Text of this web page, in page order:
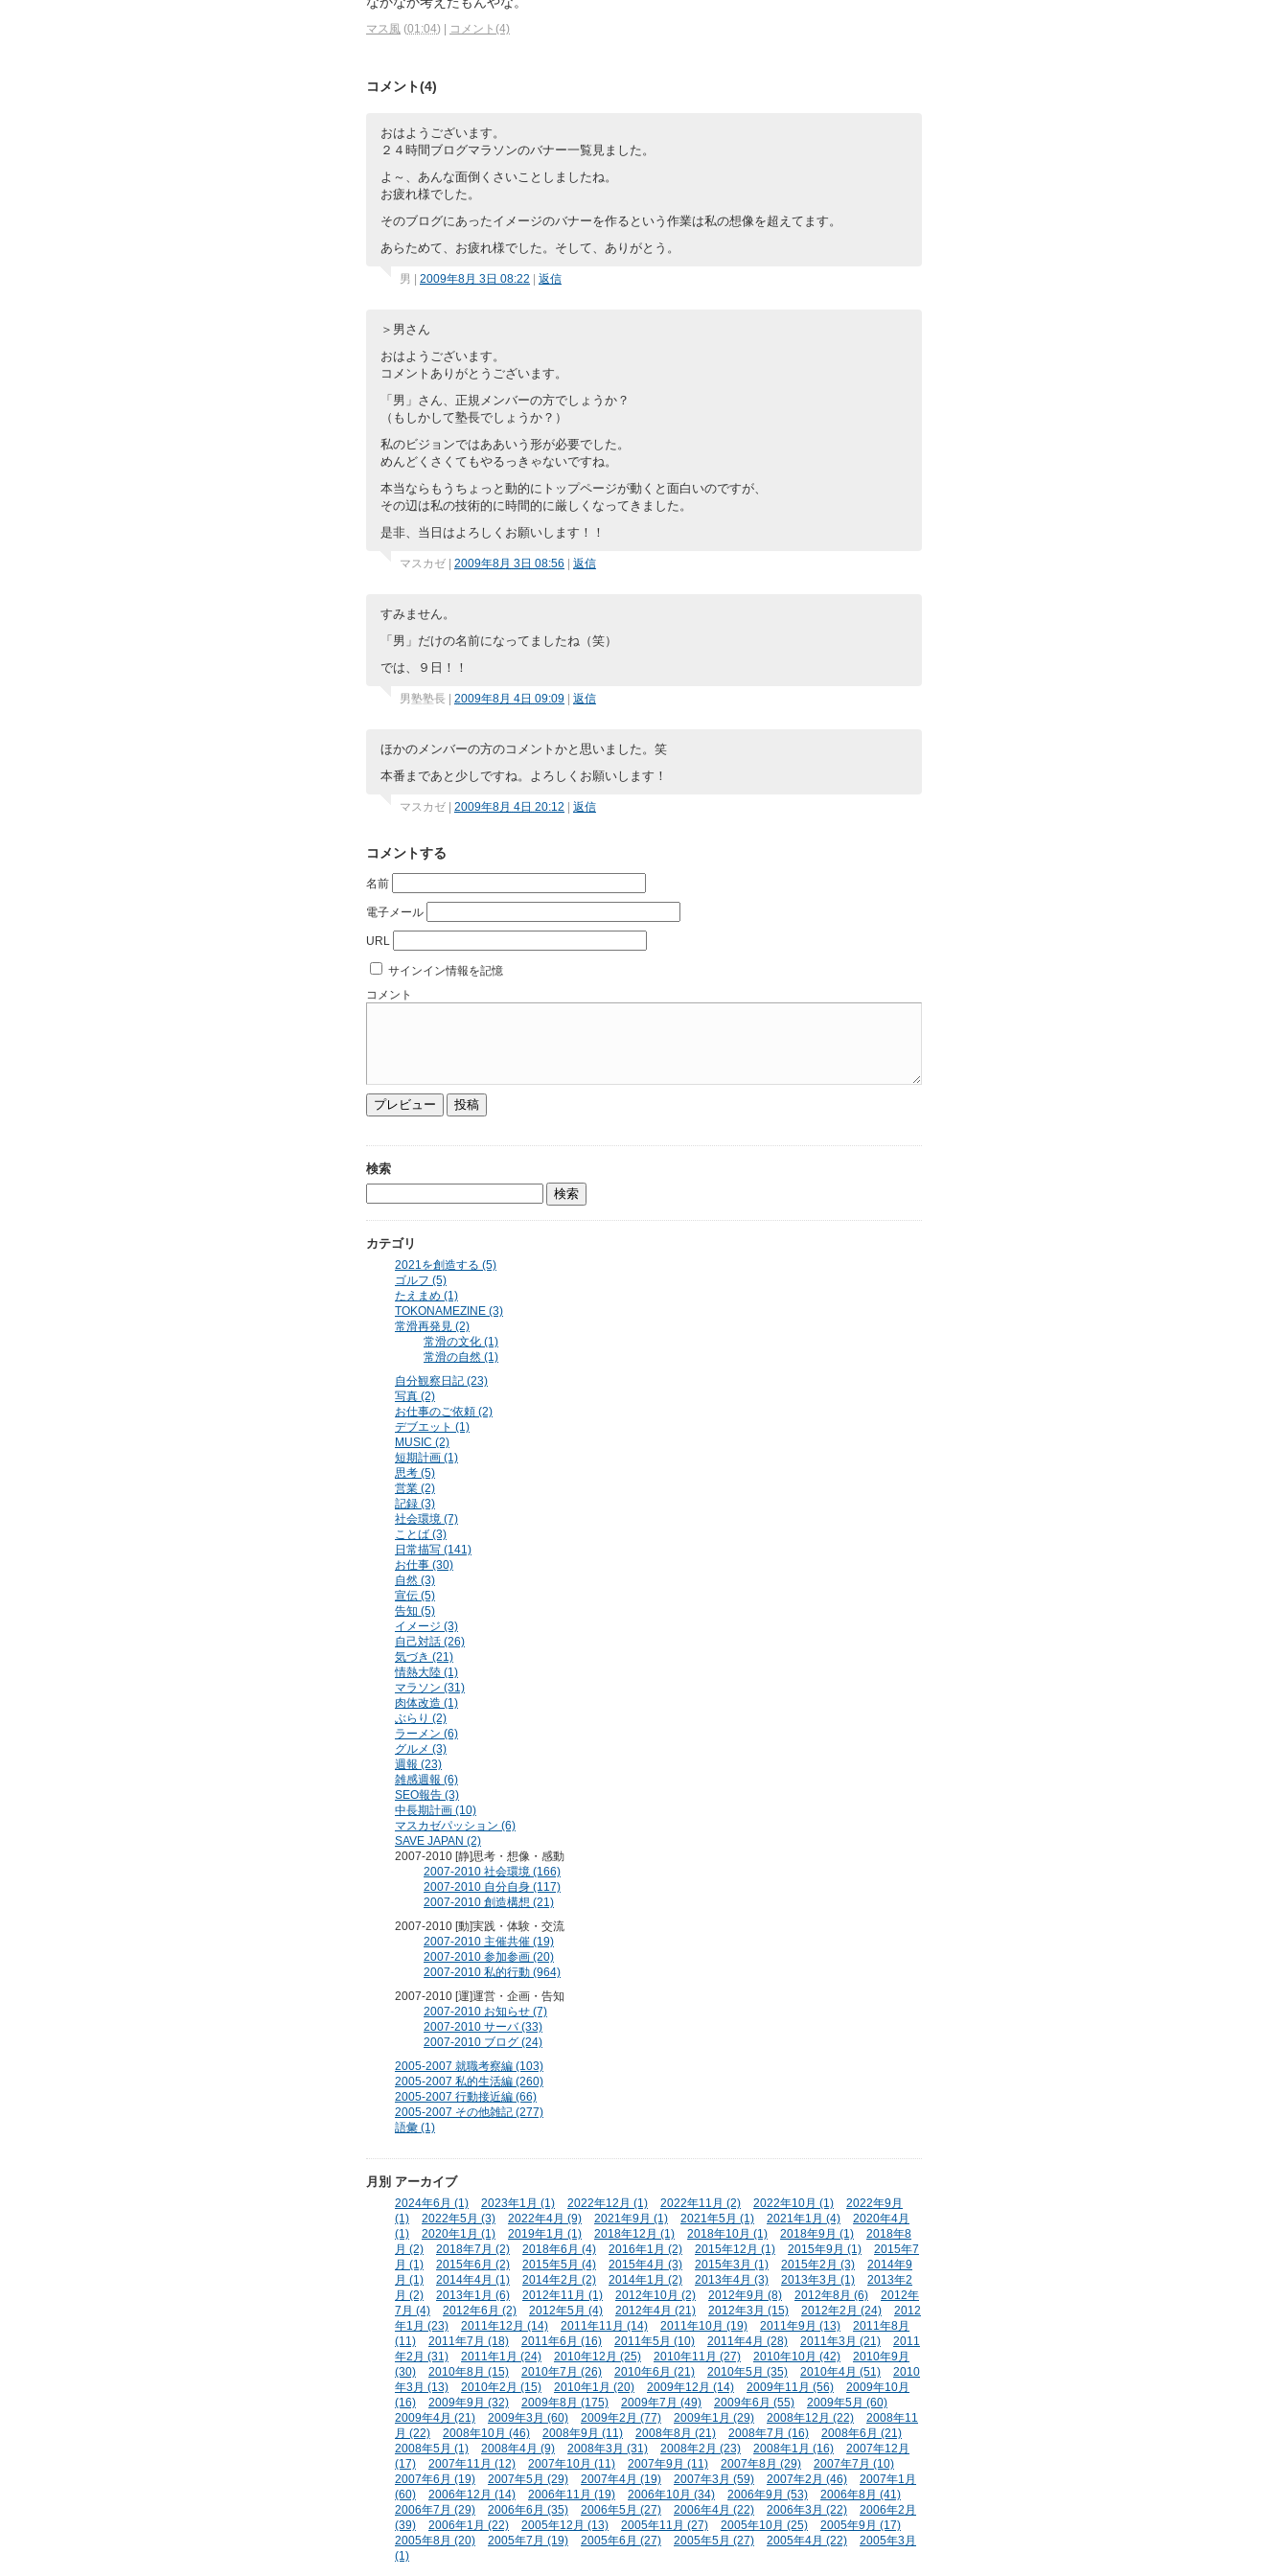
マス風 (01:04) コメント(4)
コメント(4)
おはようございます。
２４時間ブログマラソンのバナー一覧見ました。
よ～、あんな面倒くさいことしましたね。
お疲れ様でした。
そのブログにあったイメージのバナーを作るという作業は私の想像を超えてます。
あらためて、お疲れ様でした。そして、ありがとう。
男 2009年8月 3日 08:22 返信
＞男さん
おはようございます。
コメントありがとうございます。
「男」さん、正規メンバーの方でしょうか？
（もしかして塾長でしょうか？）
私のビジョンではああいう形が必要でした。
めんどくさくてもやるっきゃないですね。
本当ならもうちょっと動的にトップページが動くと面白いのですが、
その辺は私の技術的に時間的に厳しくなってきました。
是非、当日はよろしくお願いします！！
マスカゼ 2009年8月 3日 08:56 返信
すみません。
「男」だけの名前になってましたね（笑）
では、９日！！
男塾塾長 2009年8月 4日 09:09 返信
ほかのメンバーの方のコメントかと思いました。笑
本番まであと少しですね。よろしくお願いします！
マスカゼ 2009年8月 4日 20:12 返信
コメントする
名前
電子メール
URL
サインイン情報を記憶
コメント
検索
カテゴリ
2021を創造する (5)
ゴルフ (5)
たえまめ (1)
TOKONAMEZINE (3)
常滑再発見 (2)
常滑の文化 (1)
常滑の自然 (1)
自分観察日記 (23)
写真 (2)
お仕事のご依頼 (2)
デブエット (1)
MUSIC (2)
短期計画 (1)
思考 (5)
営業 (2)
記録 (3)
社会環境 (7)
ことば (3)
日常描写 (141)
お仕事 (30)
自然 (3)
宣伝 (5)
告知 (5)
イメージ (3)
自己対話 (26)
気づき (21)
情熱大陸 (1)
マラソン (31)
肉体改造 (1)
ぶらり (2)
ラーメン (6)
グルメ (3)
週報 (23)
雑感週報 (6)
SEO報告 (3)
中長期計画 (10)
マスカゼパッション (6)
SAVE JAPAN (2)
2007-2010 [静]思考・想像・感動
2007-2010 社会環境 (166)
2007-2010 自分自身 (117)
2007-2010 創造構想 (21)
2007-2010 [動]実践・体験・交流
2007-2010 主催共催 (19)
2007-2010 参加参画 (20)
2007-2010 私的行動 (964)
2007-2010 [運]運営・企画・告知
2007-2010 お知らせ (7)
2007-2010 サーバ (33)
2007-2010 ブログ (24)
2005-2007 就職考察編 (103)
2005-2007 私的生活編 (260)
2005-2007 行動接近編 (66)
2005-2007 その他雑記 (277)
語彙 (1)
月別 アーカイブ
2024年6月 (1) 2023年1月 (1) 2022年12月 (1) 2022年11月 (2) 2022年10月 (1)
2022年9月
(1)
2022年5月 (3) 2022年4月 (9) 2021年9月 (1) 2021年5月 (1) 2021年1月 (4)
2020年4月
(1)
2020年1月 (1) 2019年1月 (1) 2018年12月 (1) 2018年10月 (1) 2018年9月 (1)
2018年8
月 (2)
2018年7月 (2) 2018年6月 (4) 2016年1月 (2) 2015年12月 (1) 2015年9月 (1)
2015年7
月 (1)
2015年6月 (2) 2015年5月 (4) 2015年4月 (3) 2015年3月 (1) 2015年2月 (3)
2014年9
月 (1)
2014年4月 (1) 2014年2月 (2) 2014年1月 (2) 2013年4月 (3) 2013年3月 (1)
2013年2
月 (2)
2013年1月 (6) 2012年11月 (1) 2012年10月 (2) 2012年9月 (8) 2012年8月 (6)
2012年
7月 (4)
2012年6月 (2) 2012年5月 (4) 2012年4月 (21) 2012年3月 (15) 2012年2月 (24)
2012
年1月 (23)
2011年12月 (14) 2011年11月 (14) 2011年10月 (19) 2011年9月 (13)
2011年8月
(11)
2011年7月 (18) 2011年6月 (16) 2011年5月 (10) 2011年4月 (28) 2011年3月 (21)
2011
年2月 (31)
2011年1月 (24) 2010年12月 (25) 2010年11月 (27) 2010年10月 (42)
2010年9月
(30)
2010年8月 (15) 2010年7月 (26) 2010年6月 (21) 2010年5月 (35) 2010年4月 (51)
2010
年3月 (13)
2010年2月 (15) 2010年1月 (20) 2009年12月 (14) 2009年11月 (56)
2009年10月
(16)
2009年9月 (32) 2009年8月 (175) 2009年7月 (49) 2009年6月 (55)
2009年5月 (60)
2009年4月 (21)
2009年3月 (60) 2009年2月 (77) 2009年1月 (29) 2008年12月 (22)
2008年11
月 (22)
2008年10月 (46) 2008年9月 (11) 2008年8月 (21) 2008年7月 (16)
2008年6月 (21)
2008年5月 (1)
2008年4月 (9) 2008年3月 (31) 2008年2月 (23) 2008年1月 (16)
2007年12月
(17)
2007年11月 (12) 2007年10月 (11) 2007年9月 (11) 2007年8月 (29)
2007年7月 (10)
2007年6月 (19)
2007年5月 (29) 2007年4月 (19) 2007年3月 (59) 2007年2月 (46)
2007年1月
(60)
2006年12月 (14) 2006年11月 (19) 2006年10月 (34) 2006年9月 (53)
2006年8月 (41)
2006年7月 (29)
2006年6月 (35) 2006年5月 (27) 2006年4月 (22) 2006年3月 (22)
2006年2月
(39)
2006年1月 (22) 2005年12月 (13) 2005年11月 (27) 2005年10月 (25)
2005年9月 (17)
2005年8月 (20)
2005年7月 (19) 2005年6月 (27) 2005年5月 (27) 2005年4月 (22)
2005年3月
(1)